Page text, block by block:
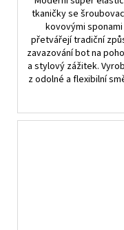
tkaničky se
kovovými sponami
přetvářejí tradiční
zavazování bot na
a stylový zážitek.
z odolné a flexibilní